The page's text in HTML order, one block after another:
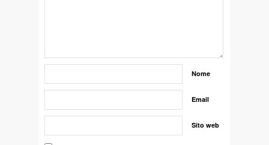
Nome
Email
Sito web